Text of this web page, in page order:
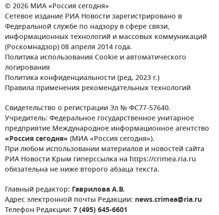
© 2026 МИА «Россия сегодня»
Сетевое издание РИА Новости зарегистрировано в
Федеральной службе по надзору в сфере связи,
информационных технологий и массовых коммуникаций
(Роскомнадзор) 08 апреля 2014 года.
Политика использования Cookie и автоматического
логирования
Политика конфиденциальности (ред. 2023 г.)
Правила применения рекомендательных технологий
Свидетельство о регистрации Эл № ФС77-57640.
Учредитель: Федеральное государственное унитарное
предприятие Международное информационное агентство
«Россия сегодня» (МИА «Россия сегодня»).
При любом использовании материалов и новостей сайта
РИА Новости Крым гиперссылка на https://crimea.ria.ru
обязательна не ниже второго абзаца текста.
Главный редактор: Гаврилова А.В.
Адрес электронной почты Редакции: news.crimea@ria.ru
Телефон Редакции: 7 (495) 645-6601